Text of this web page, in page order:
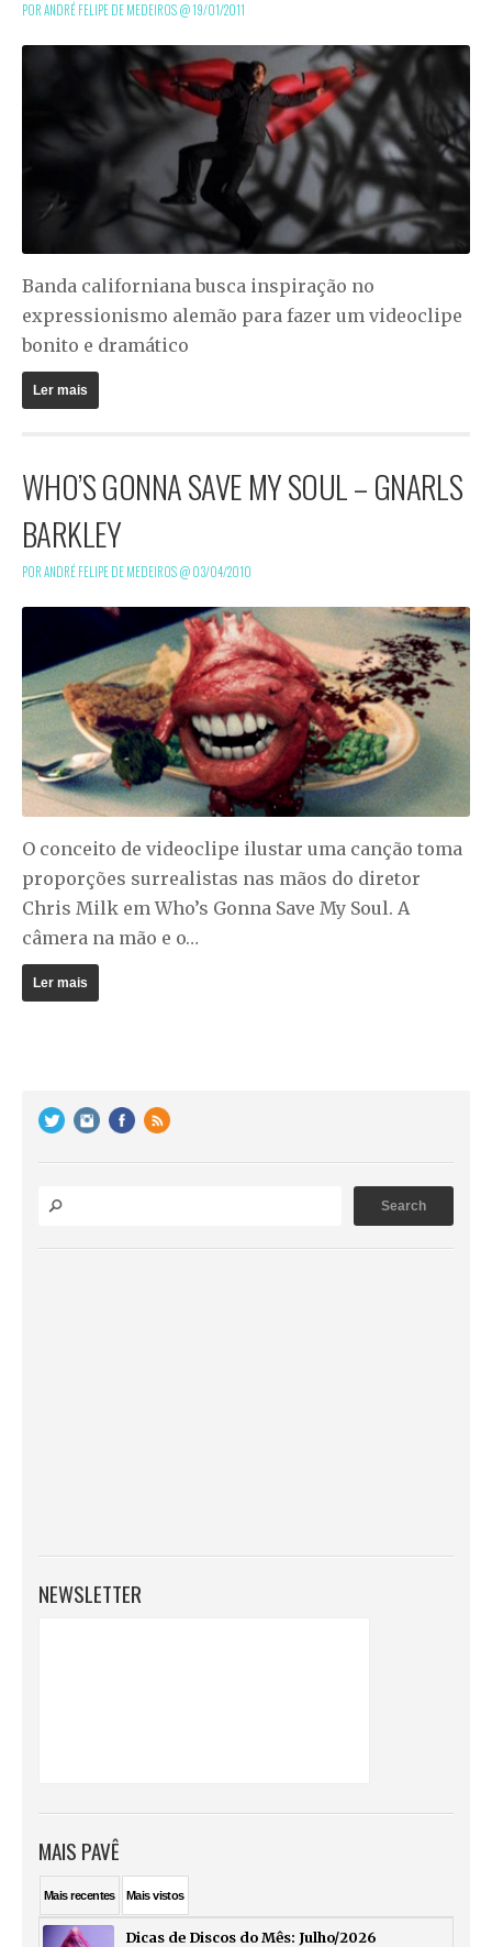
POR ANDRÉ FELIPE DE MEDEIROS @19/01/2011
Banda californiana busca inspiração no
expressionismo alemão para fazer um videoclipe
bonito e dramático
Ler mais
WHO’S GONNA SAVE MY SOUL – GNARLS
BARKLEY
POR ANDRÉ FELIPE DE MEDEIROS @03/04/2010
O conceito de videoclipe ilustar uma canção toma
proporções surrealistas nas mãos do diretor
Chris Milk em Who’s Gonna Save My Soul. A
câmera na mão e o…
Ler mais
NEWSLETTER
MAIS PAVÊ
Maisrecentes Maisvistos
Dicas de Discos do Mês: Julho/2026